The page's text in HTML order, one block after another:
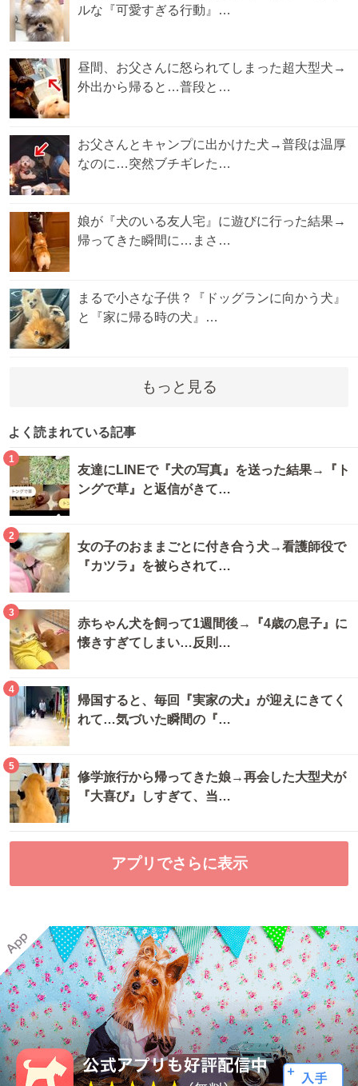
ルな『可愛すぎる行動』…
昼間、お父さんに怒られてしまった超大型犬→
外出から帰ると…普段と…
お父さんとキャンプに出かけた犬→普段は温厚
なのに…突然ブチギレた…
娘が『犬のいる友人宅』に遊びに行った結果→
帰ってきた瞬間に…まさ…
まるで小さな子供？『ドッグランに向かう犬』
と『家に帰る時の犬』…
もっと見る
よく読まれている記事
1
友達にLINEで『犬の写真』を送った結果→『ト
ングで草』と返信がきて…
2
女の子のおままごとに付き合う犬→看護師役で
『カツラ』を被らされて…
3
赤ちゃん犬を飼って1週間後→『4歳の息子』に
懐きすぎてしまい…反則…
4
帰国すると、毎回『実家の犬』が迎えにきてく
れて…気づいた瞬間の『…
5
修学旅行から帰ってきた娘→再会した大型犬が
『大喜び』しすぎて、当…
アプリでさらに表示